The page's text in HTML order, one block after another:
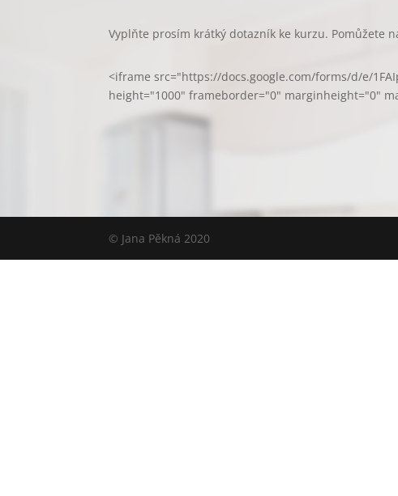
Vyplňte prosím krátký dotazník ke kurzu. Pomůžete
<iframe src="https://docs.google.com/forms/d/e/
height="1000" frameborder="0" marginheight="0"
© Jana Pěkná 2020